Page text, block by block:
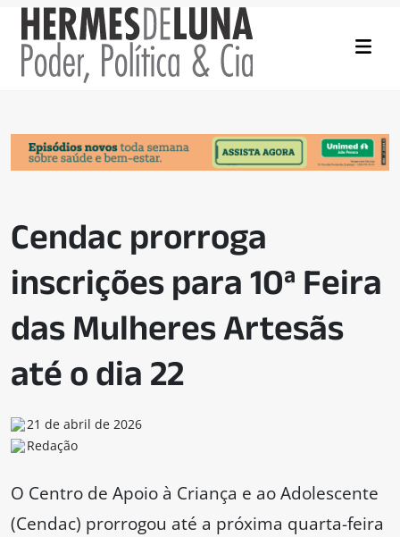
Cendac prorroga
inscrições para 10ª Feira
das Mulheres Artesãs
até o dia 22
21 de abril de 2026
Redação
O Centro de Apoio à Criança e ao Adolescente
(Cendac) prorrogou até a próxima quarta-feira